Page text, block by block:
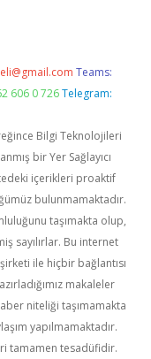
Teams:
606 0 726 Telegram:
Bilgi Teknolojileri
bir Yer Sağlayıcı
içerikleri proaktif
bulunmamaktadır.
taşımakta olup,
sayılırlar. Bu internet
ile hiçbir bağlantısı
makaleler
niteliği taşımamakta
yapılmamaktadır.
tamamen tesadüfidir.